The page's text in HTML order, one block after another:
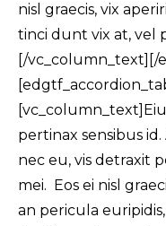
nisl graecis, vix
tinci dunt vix at, vel
[/vc_column_text][/
pertinax sensibus
nec eu, vis detraxit
mei. Eos ei nisl
an pericula